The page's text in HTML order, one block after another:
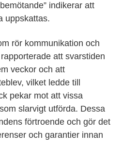
indikerar att
uppskattas.
rör kommunikation och
att svarstiden
veckor och att
vilket ledde till
pekar mot att vissa
slarvigt utförda. Dessa
förtroende och gör det
och garantier innan